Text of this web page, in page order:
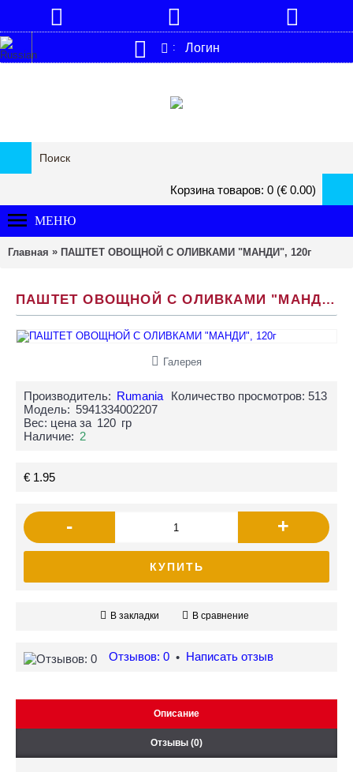
: Логин
Корзина товаров: 0 (€ 0.00)
МЕНЮ
Главная » ПАШТЕТ ОВОЩНОЙ C ОЛИВКАМИ "МАНДИ", 120г
ПАШТЕТ ОВОЩНОЙ C ОЛИВКАМИ "МАНДИ", 120Г
Галерея
Количество просмотров: 513
Производитель: Rumania
Модель: 5941334002207
Вес: цена за 120 гр
Наличие: 2
€ 1.95
- +
КУПИТЬ
В закладки В сравнение
Отзывов: 0 • Написать отзыв
Описание
Отзывы (0)